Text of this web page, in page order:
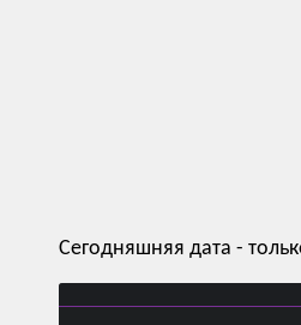
Сегодняшняя дата -